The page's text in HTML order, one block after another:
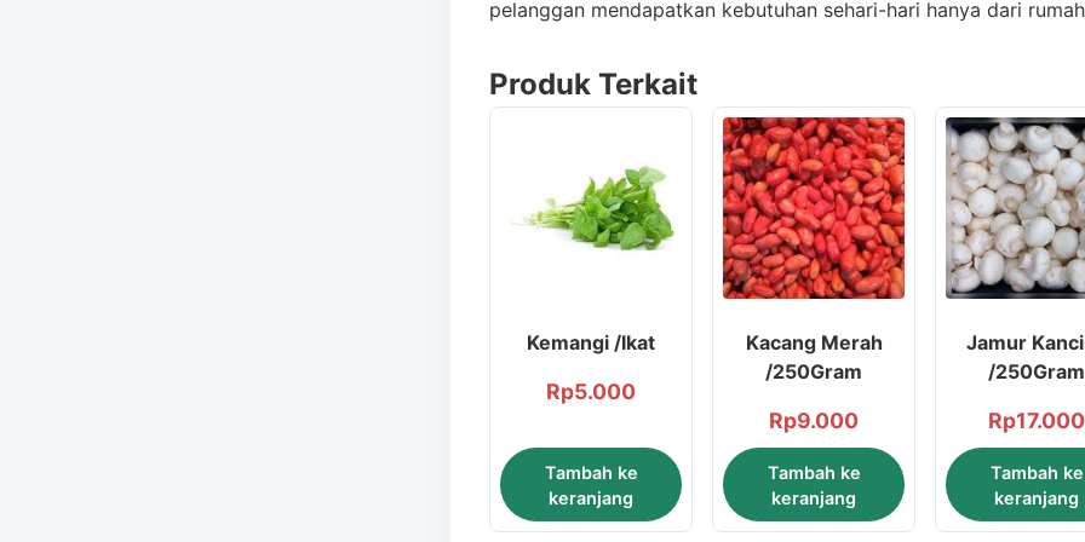
pelanggan mendapatkan kebutuhan sehari-hari hanya dari rumah
Produk Terkait
Kemangi /Ikat
Rp5.000
Tambah ke
keranjang
Kacang Merah
/250Gram
Rp9.000
Tambah ke
keranjang
Jamur
/250Gram
Rp17.000
Tambah ke
keranjang